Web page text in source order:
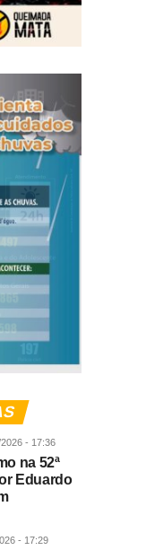
- 17:36
na 52ª
Eduardo
- 17:29